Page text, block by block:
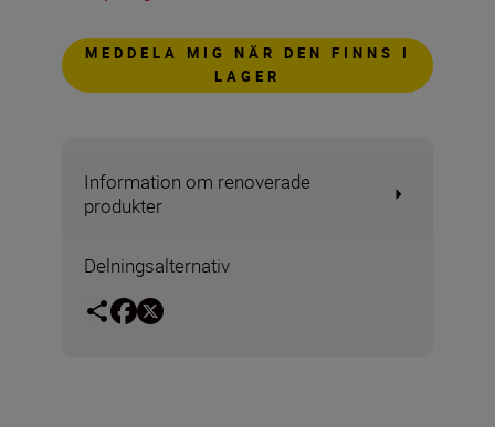
MEDDELA MIG NÄR DEN FINNS I
LAGER
Information om renoverade
produkter
Delningsalternativ